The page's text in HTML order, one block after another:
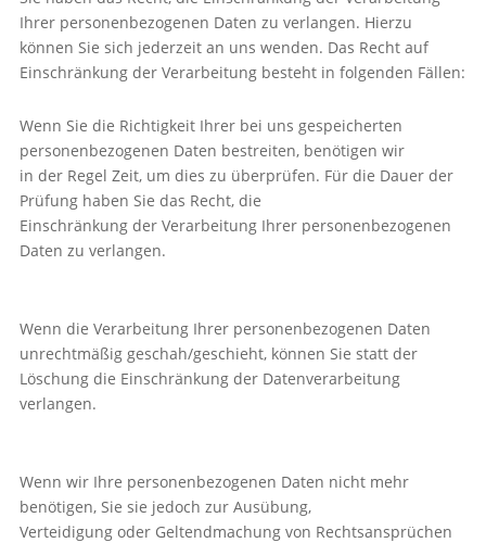
Ihrer personenbezogenen Daten zu verlangen. Hierzu
können Sie sich jederzeit an uns wenden. Das Recht auf
Einschränkung der Verarbeitung besteht in folgenden Fällen:
Wenn Sie die Richtigkeit Ihrer bei uns gespeicherten
personenbezogenen Daten bestreiten, benötigen wir
in der Regel Zeit, um dies zu überprüfen. Für die Dauer der
Prüfung haben Sie das Recht, die
Einschränkung der Verarbeitung Ihrer personenbezogenen
Daten zu verlangen.
Wenn die Verarbeitung Ihrer personenbezogenen Daten
unrechtmäßig geschah/geschieht, können Sie statt der
Löschung die Einschränkung der Datenverarbeitung
verlangen.
Wenn wir Ihre personenbezogenen Daten nicht mehr
benötigen, Sie sie jedoch zur Ausübung,
Verteidigung oder Geltendmachung von Rechtsansprüchen